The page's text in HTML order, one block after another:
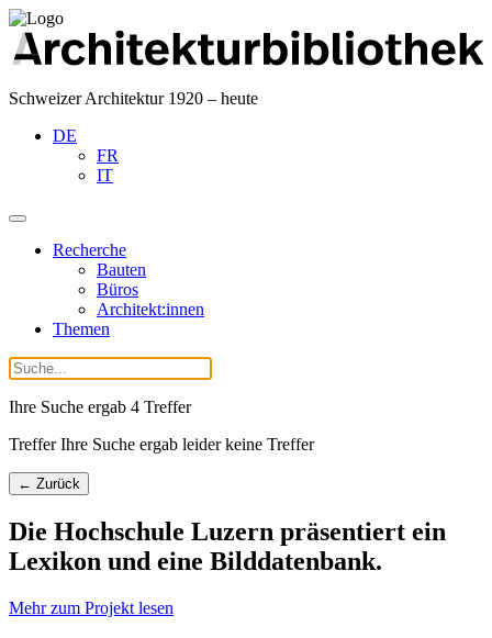
Schweizer Architektur 1920 – heute
DE
FR
IT
Recherche
Bauten
Büros
Architekt:innen
Themen
Ihre Suche ergab 4 Treffer
Treffer Ihre Suche ergab leider keine Treffer
← Zurück
Die Hochschule Luzern präsentiert ein
Lexikon und eine Bilddatenbank.
Mehr zum Projekt lesen